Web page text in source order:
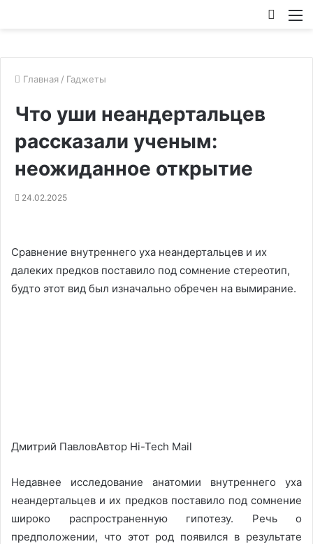
Главная / Гаджеты
Что уши неандертальцев
рассказали ученым:
неожиданное открытие
24.02.2025
Сравнение внутреннего уха неандертальцев и их
далеких предков поставило под сомнение стереотип,
будто этот вид был изначально обречен на вымирание.
Дмитрий ПавловАвтор Hi-Tech Mail
Недавнее исследование анатомии внутреннего уха
неандертальцев и их предков поставило под сомнение
широко распространенную гипотезу. Речь о
предположении, что этот род появился в результате